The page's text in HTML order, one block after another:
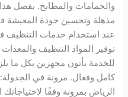
والحمامات والمطابخ. بفضل هذا
مذهلة وتحسين جودة المعيشة
عند استخدام خدمات التنظيف
توفير المواد التنظيف
للخدمة يأتون مجهزين بكل ما
كامل وفعال. مرونة في
الرياض بمرونة وفقًا